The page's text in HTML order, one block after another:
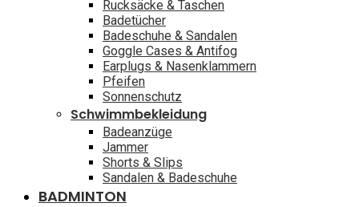
Rucksäcke & Taschen
Badetücher
Badeschuhe & Sandalen
Goggle Cases & Antifog
Earplugs & Nasenklammern
Pfeifen
Sonnenschutz
Schwimmbekleidung
Badeanzüge
Jammer
Shorts & Slips
Sandalen & Badeschuhe
BADMINTON